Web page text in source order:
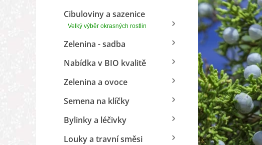
Cibuloviny a sazenice
Velký výběr okrasných rostlin
Zelenina - sadba
Nabídka v BIO kvalitě
Zelenina a ovoce
Semena na klíčky
Bylinky a léčivky
Louky a travní směsi